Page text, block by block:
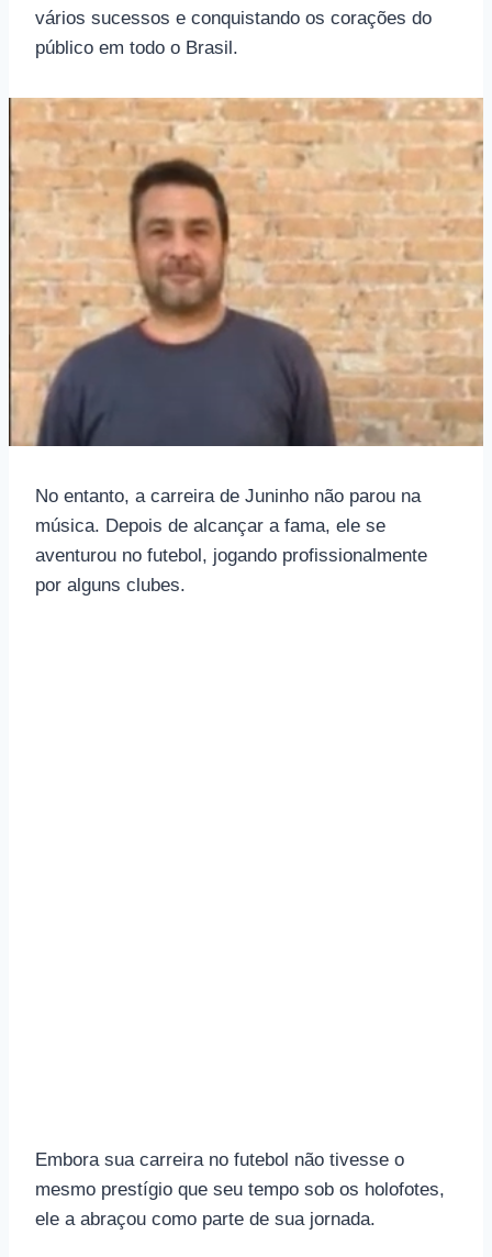
vários sucessos e conquistando os corações do
público em todo o Brasil.
No entanto, a carreira de Juninho não parou na
música. Depois de alcançar a fama, ele se
aventurou no futebol, jogando profissionalmente
por alguns clubes.
Embora sua carreira no futebol não tivesse o
mesmo prestígio que seu tempo sob os holofotes,
ele a abraçou como parte de sua jornada.